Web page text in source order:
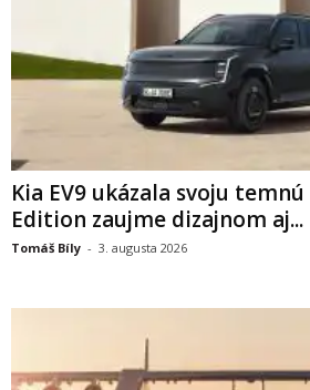
Kia EV9 ukázala svoju
Edition zaujme dizajnom aj...
Tomáš Bíly - 3. augusta 2026